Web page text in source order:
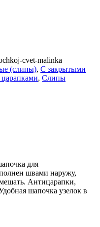
cvet-malinka
(слипы), С закрытыми
, Слипы
для
швами наружу,
Антицарапки,
шапочка узелок в